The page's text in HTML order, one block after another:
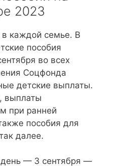
2023
каждой семье. В
пособия
во всех
Соцфонда
детские выплаты.
выплаты
при ранней
пособия для
далее.
день — 3 сентября —